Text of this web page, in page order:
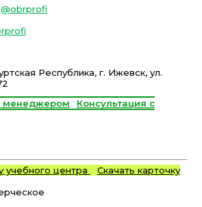
@obrprofi
Республика, г. Ижевск, ул.
Консультация с
Скачать карточку